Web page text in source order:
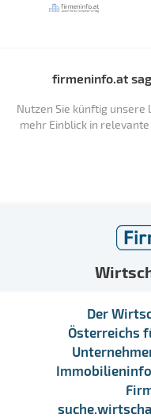
firmeninfo.at
Nutzen Sie künftig unsere
mehr Einblick in
Der
Österreichs